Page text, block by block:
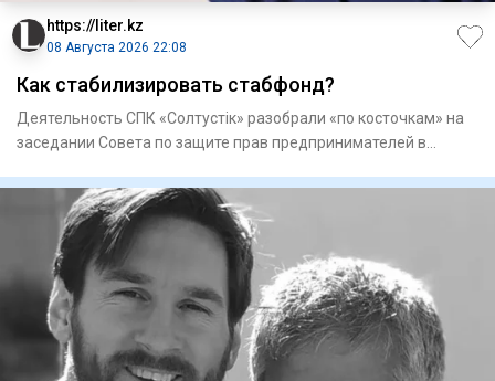
https://liter.kz
08 Августа 2026 22:08
Как стабилизировать стабфонд?
Деятельность СПК «Солтустiк» разобрали «по косточкам» на
заседании Совета по защите прав предпринимателей в